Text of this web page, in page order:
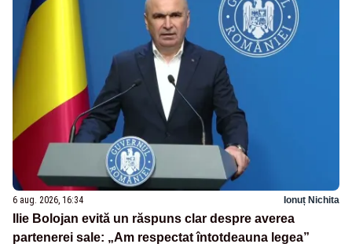
6 aug. 2026, 16:34 Ionuț Nichita
Ilie Bolojan evită un răspuns clar despre averea
partenerei sale: „Am respectat întotdeauna legea”